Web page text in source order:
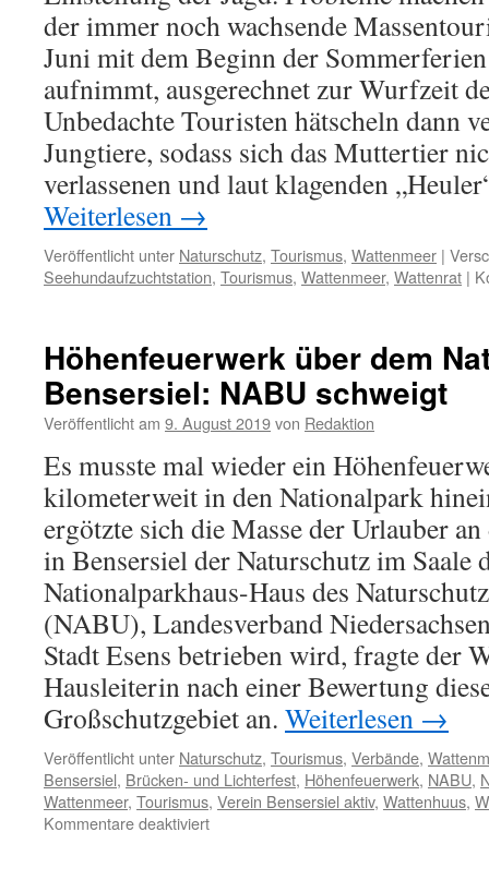
der immer noch wachsende
Juni mit dem Beginn der
aufnimmt, ausgerechnet zur Wurfzeit
Unbedachte Touristen hätscheln dann
Jungtiere, sodass sich das Muttertier
verlassenen und laut klagenden
Weiterlesen →
Veröffentlicht unter Naturschutz, Tourismus, Wattenmeer |
Seehundaufzuchtstation, Tourismus, Wattenmeer, Wattenrat |
Höhenfeuerwerk über dem
Bensersiel: NABU schweigt
Veröffentlicht am 9. August 2019von Redaktion
Es musste mal wieder ein
kilometerweit in den Nationalpark
ergötzte sich die Masse der Urlauber
in Bensersiel der Naturschutz im Saale
Nationalparkhaus-Haus des
(NABU), Landesverband
Stadt Esens betrieben wird, fragte der
Hausleiterin nach einer Bewertung
Großschutzgebiet an. Weiterlesen →
Veröffentlicht unter Naturschutz, Tourismus, Verbände,
Bensersiel, Brücken- und Lichterfest, Höhenfeuerwerk, NABU,
Wattenmeer, Tourismus, Verein Bensersiel aktiv, Wattenhuus,
Kommentare deaktiviertfür